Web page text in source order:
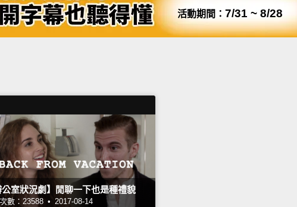
活動期間： 7/31 ~ 8/28
公室狀況劇】閒聊一下也是種禮貌
數：23588 • 2017-08-14